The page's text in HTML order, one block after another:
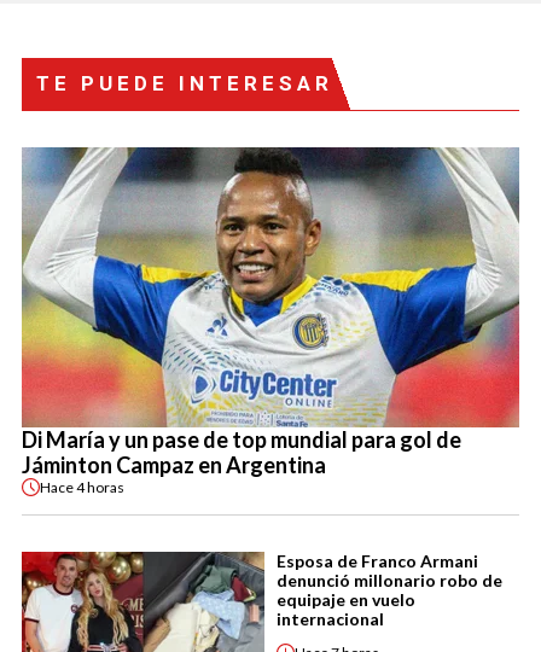
TE PUEDE INTERESAR
Di María y un pase de top mundial para gol de
Jáminton Campaz en Argentina
Hace4 horas
Esposa de Franco Armani
denunció millonario robo de
equipaje en vuelo
internacional